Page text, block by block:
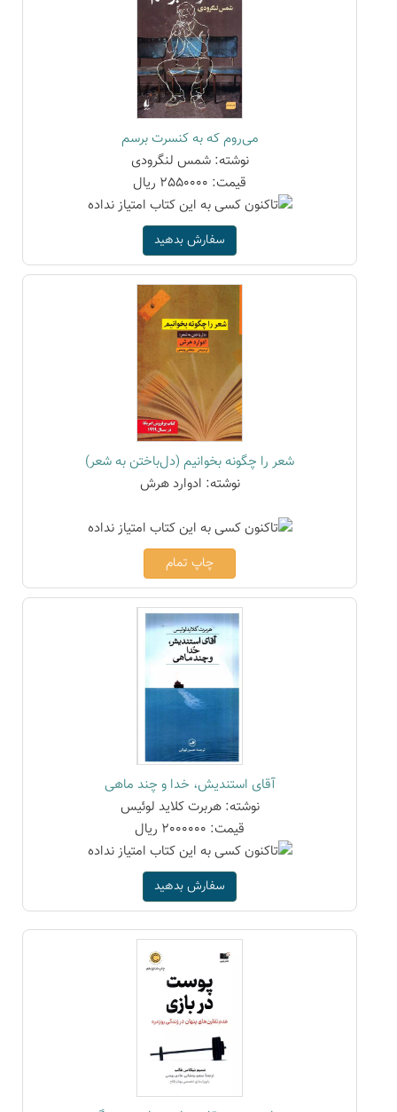
می‌روم که به کنسرت برسم
نوشته: شمس لنگرودی
قیمت: 2550000 ریال
سفارش بدهید
شعر را چگونه بخوانیم (دل‌باختن به شعر)
نوشته: ادوارد هرش
چاپ تمام
آقای استندیش، خدا و چند ماهی
نوشته: هربرت کلاید لوئیس
قیمت: 2000000 ریال
سفارش بدهید